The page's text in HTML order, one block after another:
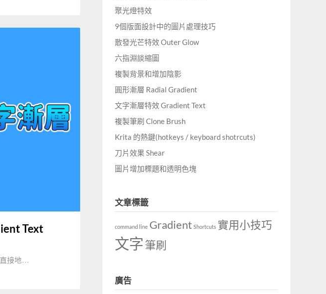
Text
直接地…
聚光燈特效
9個版面設計中的圖片處理技巧
散發光芒特效 Outer Glow
六指淵談縮圖
複製背景和增加陰影
圓形漸層 Radial Gradient
文字漸層特效 Gradient Text
複製筆刷 Clone Brush
Krita 的熱鍵(hotkeys / keyboard shotrcuts)
刀片效果 Shear
圖片增加標題和透明色塊
文章標籤
command line Gradient Shortcuts 實用小技巧
文字筆刷
廣告